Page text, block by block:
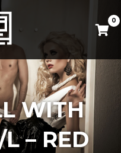
0
WITH
– RED